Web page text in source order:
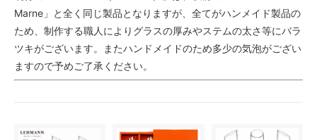
Marne」と全く同じ製品となりますが、全てがハンメイド製品の
ため、制作する職人によりグラスの厚みやステムの太さ等にバラ
ツキがございます。またハンドメイドのため多少の気泡がござい
ますので予めご了承ください。